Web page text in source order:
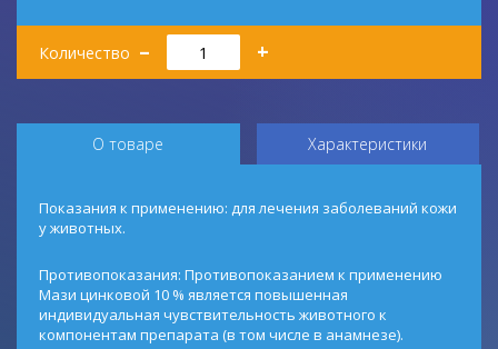
Количество
Количество
– +
О товаре Характеристики
Показания к применению: для лечения заболеваний кожи
у животных.
Противопоказания: Противопоказанием к применению
Мази цинковой 10 % является повышенная
индивидуальная чувствительность животного к
компонентам препарата (в том числе в анамнезе).